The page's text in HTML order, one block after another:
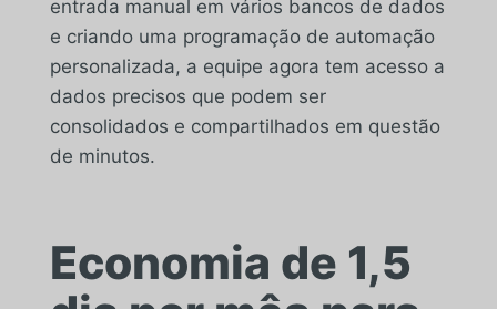
entrada manual em vários bancos de dados
e criando uma programação de automação
personalizada, a equipe agora tem acesso a
dados precisos que podem ser
consolidados e compartilhados em questão
de minutos.
Economia de 1,5